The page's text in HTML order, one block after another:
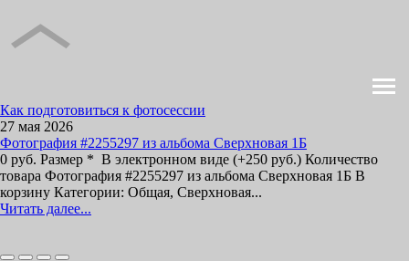
Как подготовиться к фотосессии
27 мая 2026
Фотография #2255297 из альбома Сверхновая 1Б
0 руб. Размер * В электронном виде (+250 руб.) Количество
товара Фотография #2255297 из альбома Сверхновая 1Б В
корзину Категории: Общая, Сверхновая...
Читать далее...